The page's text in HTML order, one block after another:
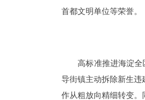
首都文明单位等荣誉。
高标准推进海淀全区
导街镇主动拆除新生
作从粗放向精细转变